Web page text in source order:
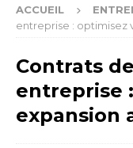
ACCUEIL
entreprise : optimisez
Contrats
entreprise
expansion